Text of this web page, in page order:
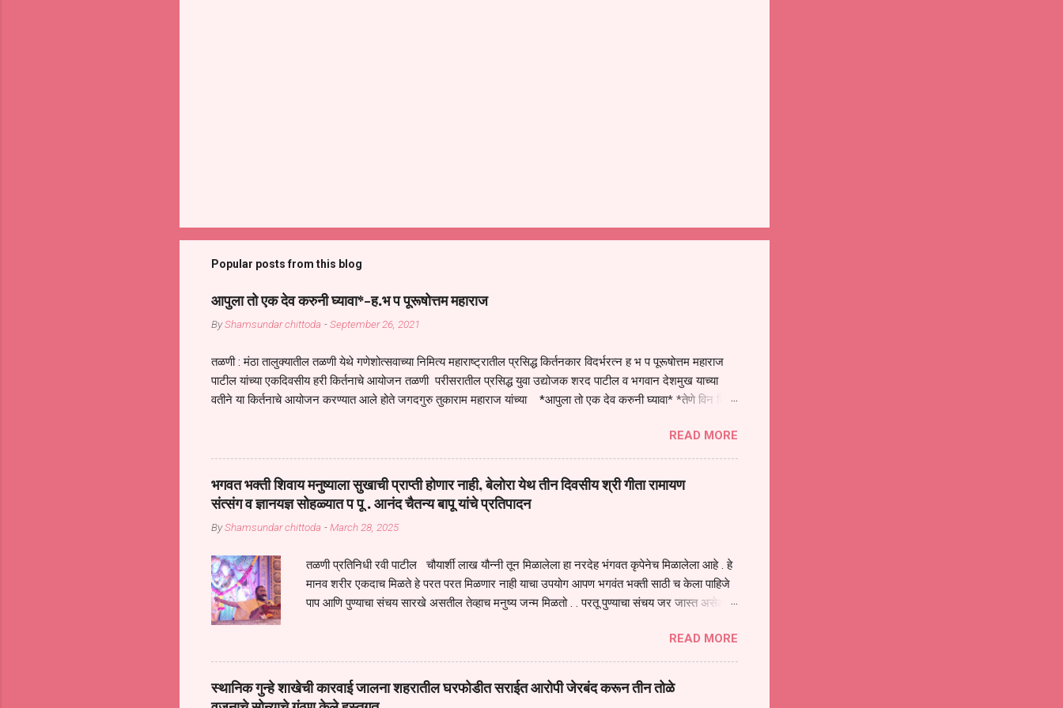
Popular posts from this blog
आपुला तो एक देव करुनी घ्यावा*-ह.भ प पूरूषोत्तम महाराज
ByShamsundar chittoda -September 26, 2021
तळणी : मंठा तालुक्यातील तळणी येथे गणेशोत्सवाच्या निमित्य महाराष्ट्रातील प्रसिद्ध किर्तनकार विदर्भरत्न ह भ प पूरूषोत्तम महाराज
पाटील यांच्या एकदिवसीय हरी किर्तनाचे आयोजन तळणी परीसरातील प्रसिद्ध युवा उद्योजक शरद पाटील व भगवान देशमुख याच्या
वतीने या किर्तनाचे आयोजन करण्यात आले होते जगदगुरु तुकाराम महाराज यांच्या *आपुला तो एक देव करुनी घ्यावा* *तेणे विन जिवा
जातीच्या परीक्षेचा काळ आहे धर्ममंडपात बसलेली लोक ही खरच भाग्यवान आहेत कोरोना सारख्या महामारीत आपंण जिवंत आहोत या
महामारीतून जर आपल्याला वाचायचे असेल तर धार्मीक विचाराचा आधार आपल्याला घ्यावाच लागेल महामारीच्या काळात वारकरी
सप्रदायच खूप मोठा आधार आहे सध्य स्थितीत मानव जातीची मानसीक अवस्था सक्षम असणे गरजेचे आहे कोरोना ने मानवी जीवनातील
गरजा कीती कमी आहेत यांची जाणीव आपल्या सगळ्याना करून दीली आहे मनुष्याच्या आयुष्यातील नामसाधना ही त्याच्यासाठी खूप मोठा
आधार असते परतू आज काल तीच साधना करण्याचा आळस आ...
READ MORE
भगवत भक्ती शिवाय मनुष्याला सुखाची प्राप्ती होणार नाही, बेलोरा येथ तीन दिवसीय श्री गीता रामायण
संत्संग व ज्ञानयज्ञ सोहळ्यात प पू . आनंद चैतन्य बापू यांचे प्रतिपादन
ByShamsundar chittoda -March 28, 2025
तळणी प्रतिनिधी रवी पाटील चौयार्शी लाख यौन्नी तून मिळालेला हा नरदेह भंगवत कृपेनेच मिळालेला आहे . हे
मानव शरीर एकदाच मिळते हे परत परत मिळणार नाही याचा उपयोग आपण भगवंत भक्ती साठी च केला पाहिजे
पाप आणि पुण्याचा संचय सारखे असतील तेव्हाच मनुष्य जन्म मिळतो . . परतू पुण्याचा संचय जर जास्त असेल
शरिराला इंतर सुंगधाचे व्यसन लागण्यापेक्षा भगवत भंक्ती चे व व्यसन लावा म्हणजे या नरदेहाचा उपयोग होईल .
चार कुपा या मनुष्यावर होत असतात यापैकी भगवत कृपा ही पुण्यवानालाच होत असते . भगवंताच्या भजनाने या
नरदेहाचा उद्धार होतो गरज आहे त्याला मनापासून आळवण्याची असे प्रतिपादन प पू चेतन्य बापू याचे कृपा पात्र
शिष्य आनंद चैतन्य बापू यांनी तळणी येथून जवळच असलेल्या बेलोरा येथे केले तीन दिवसीय गीतारामायण
READ MORE
स्थानिक गुन्हे शाखेची कारवाई जालना शहरातील घरफोडीत सराईत आरोपी जेरबंद करून तीन तोळे